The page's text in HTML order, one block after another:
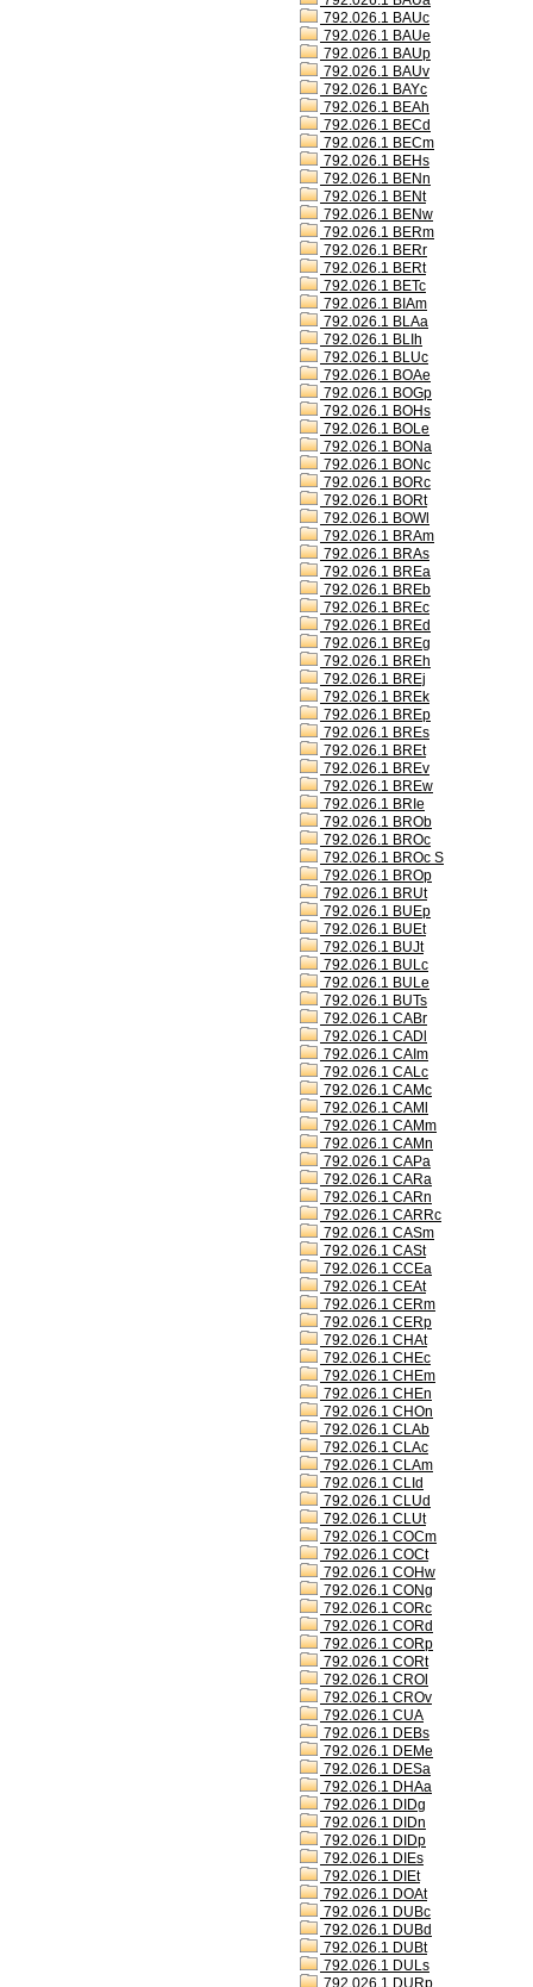
792.026.1 BAUc
792.026.1 BAUe
792.026.1 BAUp
792.026.1 BAUv
792.026.1 BAYc
792.026.1 BEAh
792.026.1 BECd
792.026.1 BECm
792.026.1 BEHs
792.026.1 BENn
792.026.1 BENt
792.026.1 BENw
792.026.1 BERm
792.026.1 BERr
792.026.1 BERt
792.026.1 BETc
792.026.1 BIAm
792.026.1 BLAa
792.026.1 BLIh
792.026.1 BLUc
792.026.1 BOAe
792.026.1 BOGp
792.026.1 BOHs
792.026.1 BOLe
792.026.1 BONa
792.026.1 BONc
792.026.1 BORc
792.026.1 BORt
792.026.1 BOWl
792.026.1 BRAm
792.026.1 BRAs
792.026.1 BREa
792.026.1 BREb
792.026.1 BREc
792.026.1 BREd
792.026.1 BREg
792.026.1 BREh
792.026.1 BREj
792.026.1 BREk
792.026.1 BREp
792.026.1 BREs
792.026.1 BREt
792.026.1 BREv
792.026.1 BREw
792.026.1 BRIe
792.026.1 BROb
792.026.1 BROc
792.026.1 BROc S
792.026.1 BROp
792.026.1 BRUt
792.026.1 BUEp
792.026.1 BUEt
792.026.1 BUJt
792.026.1 BULc
792.026.1 BULe
792.026.1 BUTs
792.026.1 CABr
792.026.1 CADl
792.026.1 CAIm
792.026.1 CALc
792.026.1 CAMc
792.026.1 CAMl
792.026.1 CAMm
792.026.1 CAMn
792.026.1 CAPa
792.026.1 CARa
792.026.1 CARn
792.026.1 CARRc
792.026.1 CASm
792.026.1 CASt
792.026.1 CCEa
792.026.1 CEAt
792.026.1 CERm
792.026.1 CERp
792.026.1 CHAt
792.026.1 CHEc
792.026.1 CHEm
792.026.1 CHEn
792.026.1 CHOn
792.026.1 CLAb
792.026.1 CLAc
792.026.1 CLAm
792.026.1 CLId
792.026.1 CLUd
792.026.1 CLUt
792.026.1 COCm
792.026.1 COCt
792.026.1 COHw
792.026.1 CONg
792.026.1 CORc
792.026.1 CORd
792.026.1 CORp
792.026.1 CORt
792.026.1 CROl
792.026.1 CROv
792.026.1 CUA
792.026.1 DEBs
792.026.1 DEMe
792.026.1 DESa
792.026.1 DHAa
792.026.1 DIDg
792.026.1 DIDn
792.026.1 DIDp
792.026.1 DIEs
792.026.1 DIEt
792.026.1 DOAt
792.026.1 DUBc
792.026.1 DUBd
792.026.1 DUBt
792.026.1 DULs
792.026.1 DURp